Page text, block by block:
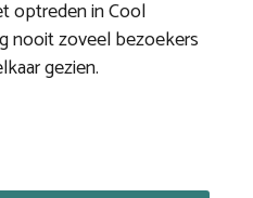
optreden in Cool
nooit zoveel bezoekers
gezien.